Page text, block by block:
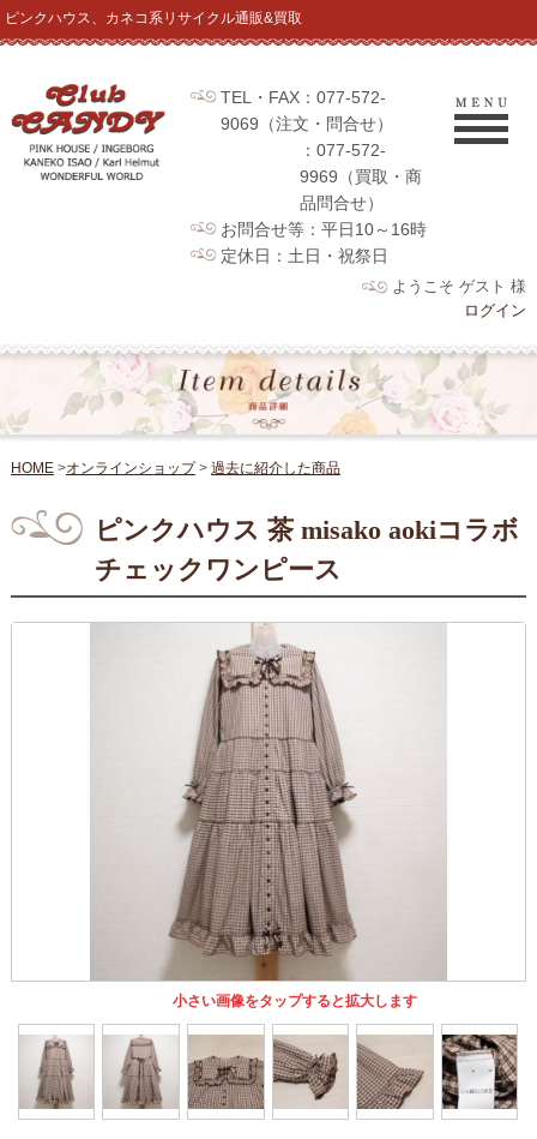
ピンクハウス、カネコ系リサイクル通販&買取
TEL・FAX：077-572-
9069（注文・問合せ）
：077-572-
9969（買取・商
品問合せ）
お問合せ等：平日10～16時
定休日：土日・祝祭日
ようこそ ゲスト 様
ログイン
HOME>オンラインショップ> 過去に紹介した商品
ピンクハウス 茶 misako aokiコラボ
チェックワンピース
小さい画像をタップすると拡大します